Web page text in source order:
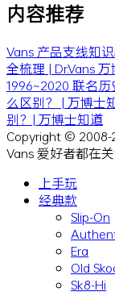
内容推荐
Vans 产品支线知
全梳理 | Dr.Vans
1996~2020 联名历
么区别？ | 万博士
别？| 万博士知道
Copyright © 2008-
Vans 爱好者都在
上手玩
经典款
Slip-On
Era
Old
Sk8-Hi